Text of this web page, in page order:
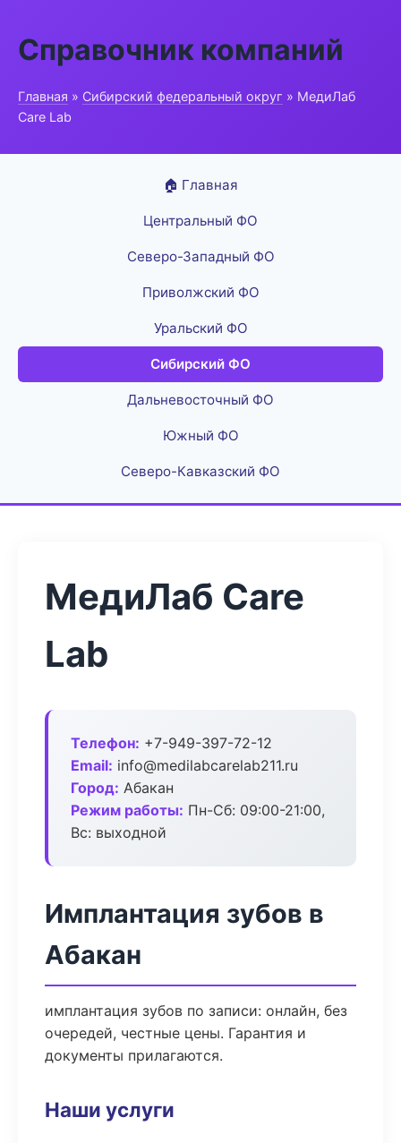
Справочник компаний
Главная » Сибирский федеральный округ » МедиЛаб
Care Lab
🏠 Главная
Центральный ФО
Северо-Западный ФО
Приволжский ФО
Уральский ФО
Сибирский ФО
Дальневосточный ФО
Южный ФО
Северо-Кавказский ФО
МедиЛаб Care
Lab
Телефон: +7-949-397-72-12
Email: info@medilabcarelab211.ru
Город: Абакан
Режим работы: Пн-Сб: 09:00-21:00,
Вс: выходной
Имплантация зубов в
Абакан
имплантация зубов по записи: онлайн, без
очередей, честные цены. Гарантия и
документы прилагаются.
Наши услуги